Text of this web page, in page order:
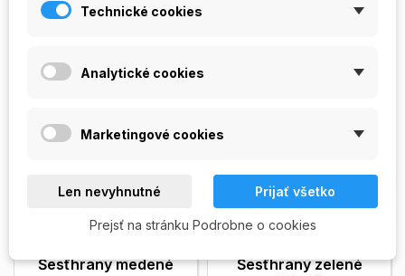
Vypredané
Šesťhrany medené
Šesťhrany zelené
Technické cookies
Analytické cookies
Marketingové cookies
Len nevyhnutné Prijať všetko
Prejsť na stránku Podrobne o cookies